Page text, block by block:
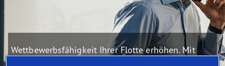
Wettbewerbsfähigkeit Ihrer Flotte erhöhen. Mit